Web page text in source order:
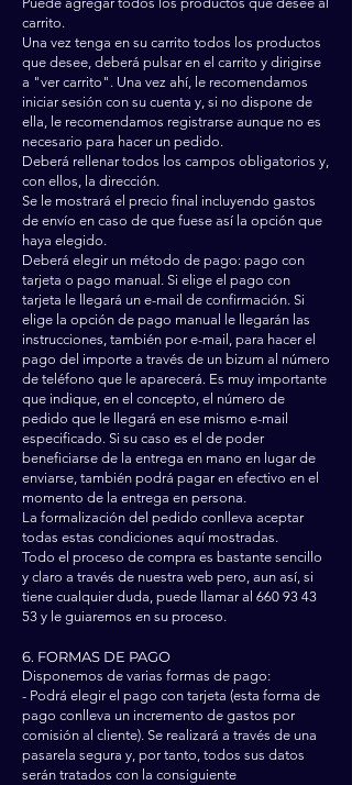
carrito.
Una vez tenga en su carrito todos los productos
que desee, deberá pulsar en el carrito y dirigirse
a "ver carrito". Una vez ahí, le recomendamos
iniciar sesión con su cuenta y, si no dispone de
ella, le recomendamos registrarse aunque no es
necesario para hacer un pedido.
Deberá rellenar todos los campos obligatorios y,
con ellos, la dirección.
Se le mostrará el precio final incluyendo gastos
de envío en caso de que fuese así la opción que
haya elegido.
Deberá elegir un método de pago: pago con
tarjeta o pago manual. Si elige el pago con
tarjeta le llegará un e-mail de confirmación. Si
elige la opción de pago manual le llegarán las
instrucciones, también por e-mail, para hacer el
pago del importe a través de un bizum al número
de teléfono que le aparecerá. Es muy importante
que indique, en el concepto, el número de
pedido que le llegará en ese mismo e-mail
especificado. Si su caso es el de poder
beneficiarse de la entrega en mano en lugar de
enviarse, también podrá pagar en efectivo en el
momento de la entrega en persona.
La formalización del pedido conlleva aceptar
todas estas condiciones aquí mostradas.
Todo el proceso de compra es bastante sencillo
y claro a través de nuestra web pero, aun así, si
tiene cualquier duda, puede llamar al 660 93 43
53 y le guiaremos en su proceso.
6. FORMAS DE PAGO
Disponemos de varias formas de pago:
- Podrá elegir el pago con tarjeta (esta forma de
pago conlleva un incremento de gastos por
comisión al cliente). Se realizará a través de una
pasarela segura y, por tanto, todos sus datos
serán tratados con la consiguiente